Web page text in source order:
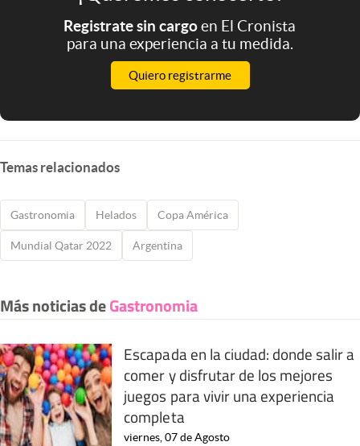
Registrate sin cargoen El Cronista
para una experiencia a tu medida.
Quiero registrarme
Temas relacionados
Gastronomia Helados Copa América
Mundial Qatar 2022 Argentina
Más noticias deGastronomia
Escapada en la ciudad: donde salir a
comer y disfrutar de los mejores
juegos para vivir una experiencia
completa
viernes, 07 de Agosto